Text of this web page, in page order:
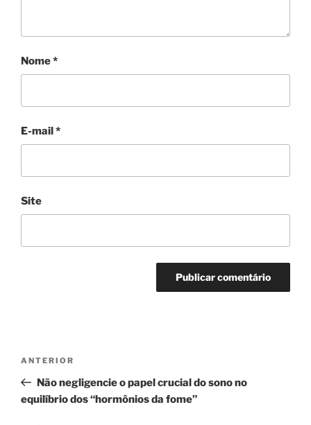
Nome*
E-mail*
Site
Post
Post
anterior
ANTERIOR
Não negligencie o papel crucial do sono no
equilíbrio dos “hormônios da fome”